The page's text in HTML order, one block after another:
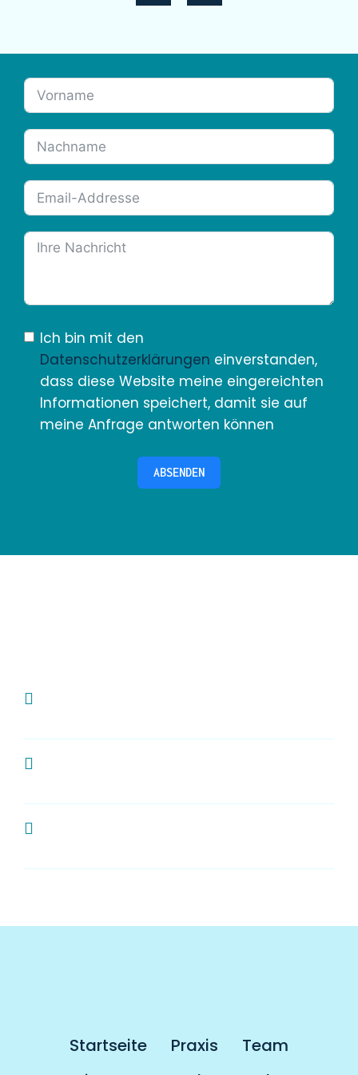
Ich bin mit den
Datenschutzerklärungen einverstanden,
dass diese Website meine eingereichten
Informationen speichert, damit sie auf
meine Anfrage antworten können
ABSENDEN
Startseite Praxis
Team